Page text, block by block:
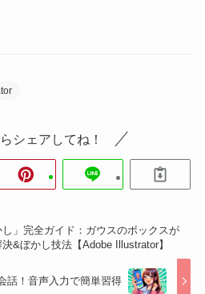
シェアしてね！
」完全ガイド：ガウスのボックスが
&ぼかし技法【Adobe Illustrator】
話！音声入力で簡単習得